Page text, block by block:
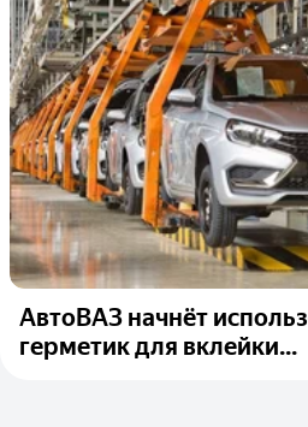
АвтоВАЗ начнёт
герметик для вклейки...